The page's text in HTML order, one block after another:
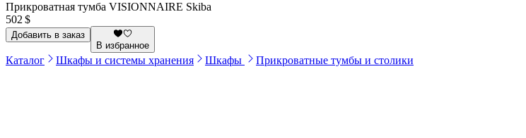
Прикроватная тумба VISIONNAIRE Skiba
502 $
Добавить в заказ
В избранное
Каталог Шкафы и системы хранения Шкафы Прикроватные тумбы и столики